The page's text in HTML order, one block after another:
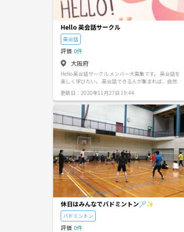
Hello 英会話サークル
英会話
評価 0件
大阪府
Hello 英会話サークル メンバー大募集です。 英会話を
楽しく学びたい。 英会話できる人が集まれば、自然に
英語表現を共有しながら、 楽しく英会話を上達しませ
んか。 英語の歌やゲームを題材として考えてます 開催
は、土曜日の午後から夕方 京橋、梅田辺りの喫茶店に
て 参加費は、各自の飲食代のみ 宗教、ナンパ、営利目
的ではありません
更新日：2020年11月27日 19:44
休日はみんなでバドミントン🏸✨
バドミントン
評価 0件